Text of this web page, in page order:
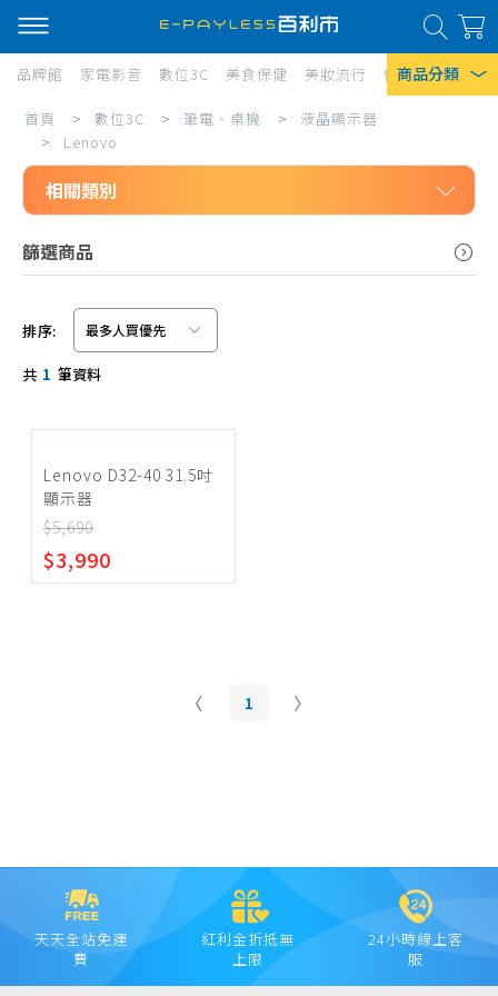
商品分類
熱門搜尋
風扇
口罩
除濕機
Iphone 17
品牌館 家電影音 數位3C 美食保健 美妝流行 傢俱寢具 居
Lenovo
首頁 > 數位3C > 筆電、桌機 >
液晶顯示器
>
Lenovo
相關類別
筆電、桌機
液晶顯示器
AOC
ACER
ASUS
CHIMEI
LG
Lenovo
篩選商品
信用卡/Line Pay/ATM
分期0利率
超商付款
排序:
共 1 筆資料
Lenovo D32-40 31.5吋
顯示器
$5,690
$3,990
1
天天全站免運
費
紅利金折抵無
上限
24小時線上客
服